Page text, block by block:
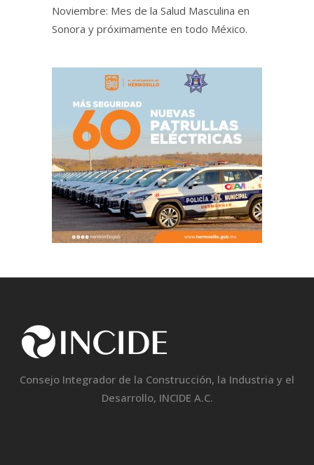
Noviembre: Mes de la Salud Masculina en
Sonora y próximamente en todo México.
Consejo Integrador de la Construcción, la Industria y el
Desarrollo, INCIDE A.C.